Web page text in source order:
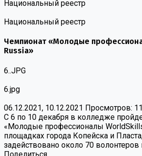
Национальный реестр
Национальный реестр
Чемпионат «Молодые
Russia»
6..JPG
6.jpg
06.12.2021, 10.12.2021 Просмотров:
С 6 по 10 декабря в колледже
«Молодые профессионалы
площадках города Копейска и
задействовано около 70
Поделиться